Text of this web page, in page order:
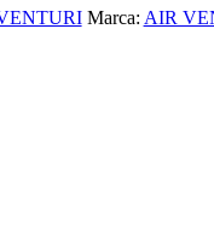
Marca: AIR